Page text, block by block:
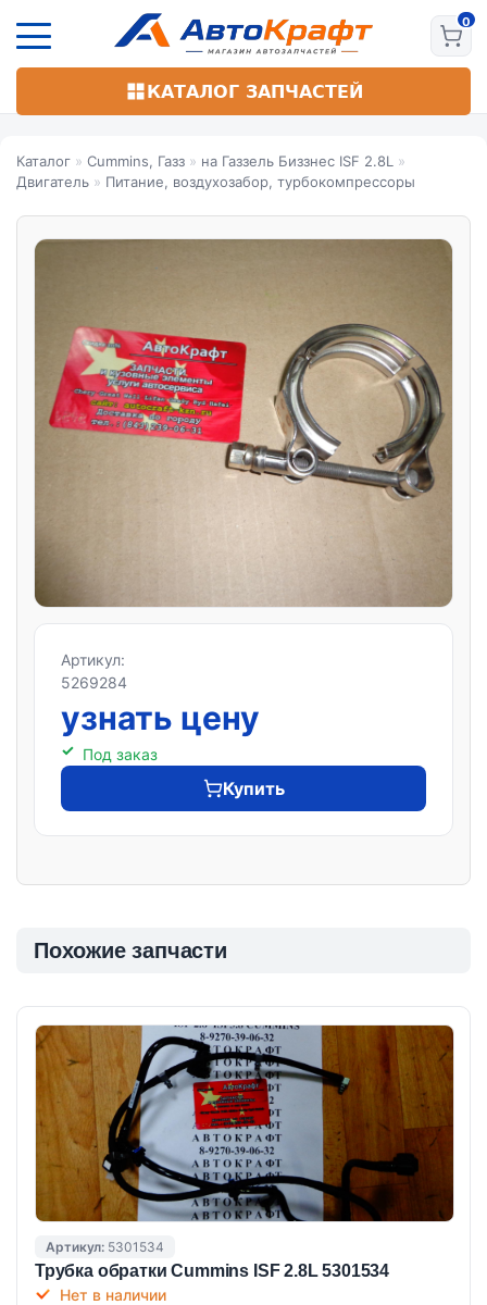
основному
КАТАЛОГ ЗАПЧАСТЕЙ
Каталог » Cummins, Газз » на Газзель Биззнес ISF 2.8L »
Двигатель » Питание, воздухозабор, турбокомпрессоры
Артикул:
5269284
узнать цену
Под заказ
Купить
Похожие запчасти
Артикул: 5301534
Трубка обратки Cummins ISF 2.8L 5301534
Нет в наличии